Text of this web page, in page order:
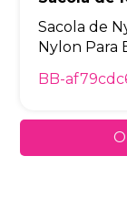
Sacola de
Nylon Para
BB-